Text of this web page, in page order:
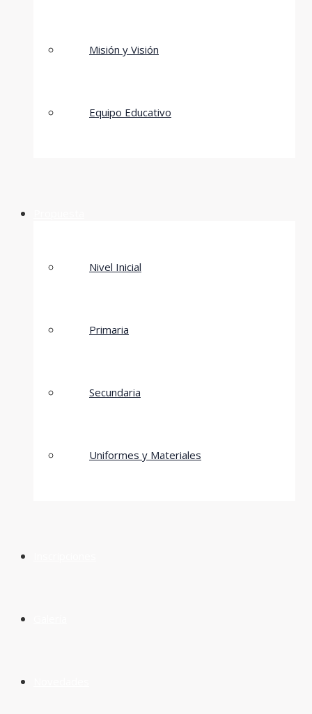
Misión y Visión
Equipo Educativo
Nivel Inicial
Primaria
Secundaria
Uniformes y Materiales